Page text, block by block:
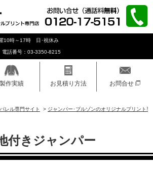
10時～17時 日･祝休み
話番号：03-3350-8215
製作実績 お見積り方法 お問合せ
レル専門サイト > ジャンパー･ブルゾンのオリジナルプリント専
付きジャンパー